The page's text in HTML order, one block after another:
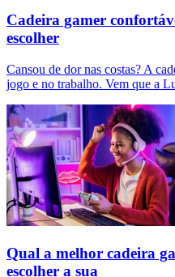
Cadeira gamer
escolher
Cansou de dor nas costas? A
jogo e no trabalho. Vem que a
Qual a melhor cadeira
escolher a sua